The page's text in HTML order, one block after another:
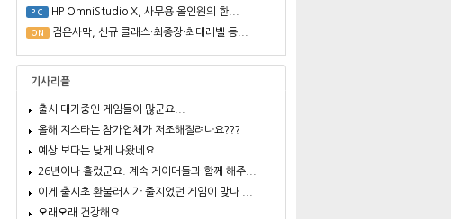
PC HP OmniStudio X, 사무용 올인원의 한...
ON 검은사막, 신규 클래스·최종장·최대레벨 등...
기사리플
출시 대기중인 게임들이 많군요...
올해 지스타는 참가업체가 저조해질려나요???
예상 보다는 낮게 나왔네요
26년이나 흘렀군요. 계속 게이머들과 함께 해주...
이게 출시초 환불러시가 줄지었던 게임이 맞나 ...
오래오래 건강해요